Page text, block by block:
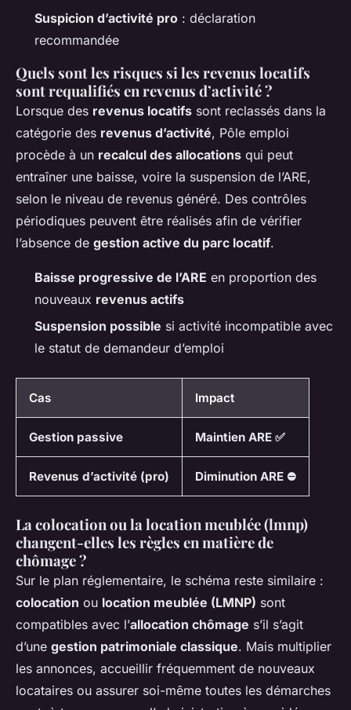
Suspicion d’activité pro : déclaration
recommandée
Quels sont les risques si les revenus locatifs
sont requalifiés en revenus d’activité ?
Lorsque des revenus locatifs sont reclassés dans la
catégorie des revenus d’activité, Pôle emploi
procède à un recalcul des allocations qui peut
entraîner une baisse, voire la suspension de l’ARE,
selon le niveau de revenus généré. Des contrôles
périodiques peuvent être réalisés afin de vérifier
l’absence de gestion active du parc locatif.
Baisse progressive de l’ARE en proportion des
nouveaux revenus actifs
Suspension possible si activité incompatible avec
le statut de demandeur d’emploi
Cas Impact
Gestion passive Maintien ARE ✅
Revenus d’activité (pro) Diminution ARE ⛔
La colocation ou la location meublée (lmnp)
changent-elles les règles en matière de
chômage ?
Sur le plan réglementaire, le schéma reste similaire :
colocation ou location meublée (LMNP) sont
compatibles avec l’allocation chômage s’il s’agit
d’une gestion patrimoniale classique. Mais multiplier
les annonces, accueillir fréquemment de nouveaux
locataires ou assurer soi-même toutes les démarches